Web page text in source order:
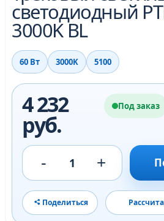
светодиодный
3000K BL
60 Вт 3000K 5100
4 232
руб.
Под заказ
- 1 +
Поделиться